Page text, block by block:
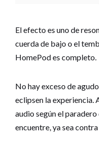
El efecto es uno de
cuerda de bajo o el
HomePod es completo.
No hay exceso de
eclipsen la experiencia.
audio según el
encuentre, ya sea